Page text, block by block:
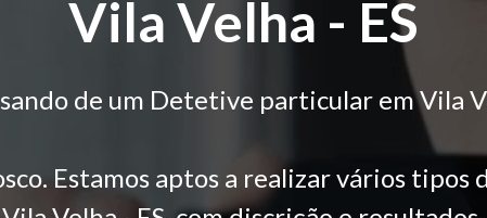
Vila Velha - ES
de um Detetive particular em Vila
Estamos aptos a realizar vários tipos